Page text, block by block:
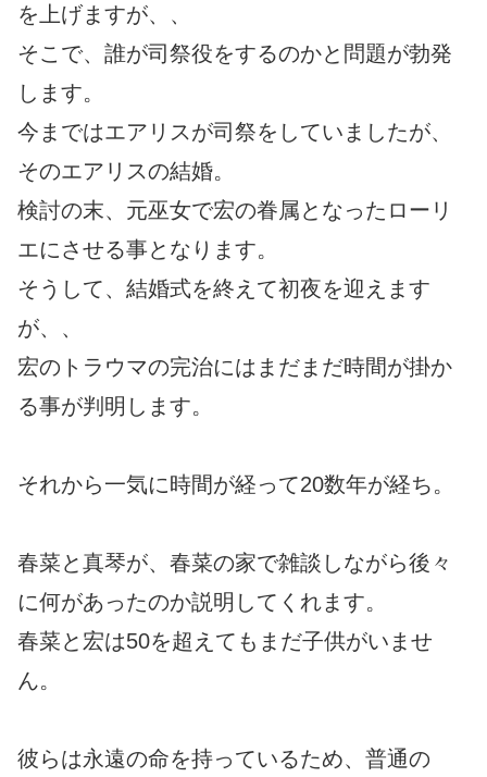
を上げますが、、
そこで、誰が司祭役をするのかと問題が勃発
します。
今まではエアリスが司祭をしていましたが、
そのエアリスの結婚。
検討の末、元巫女で宏の眷属となったローリ
エにさせる事となります。
そうして、結婚式を終えて初夜を迎えます
が、、
宏のトラウマの完治にはまだまだ時間が掛か
る事が判明します。
それから一気に時間が経って20数年が経ち。
春菜と真琴が、春菜の家で雑談しながら後々
に何があったのか説明してくれます。
春菜と宏は50を超えてもまだ子供がいませ
ん。
彼らは永遠の命を持っているため、普通の